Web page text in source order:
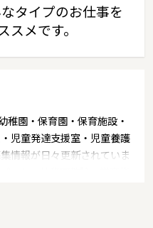
タイプのお仕事を
スメです。
稚園・保育園・保育施設・
児童発達支援室・児童養護
情報が日々更新されていま